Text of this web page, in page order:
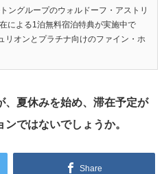
ングループのウォルドーフ・アストリ
による1泊無料宿泊特典が実施中で
リオンとプラチナ向けのファイン・ホ
、夏休みを始め、滞在予定が
ではないでしょうか。
Share